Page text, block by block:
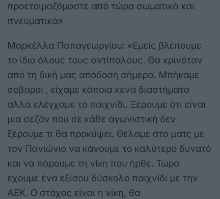
προετοιμαζόμαστε από τώρα σωματικά και
πνευματικά»
Μαρκέλλα Παπαγεωργίου: «Εμείς βλέπουμε
το ίδιο όλους τους αντίπαλους. Θα κρινόταν
από τη δική μας απόδοση σήμερα. Μπήκαμε
σοβαροί , είχαμε κάποια κενά διαστήματα
αλλά ελέγχαμε το παιχνίδι. Ξέρουμε ότι είναι
μια σεζόν που σε κάθε αγωνιστική δεν
ξέρουμε τι θα προκύψει. Θέλαμε στο ματς με
τον Πανιώνιο να κάνουμε το καλύτερο δυνατό
και να πάρουμε τη νίκη που ήρθε. Τώρα
έχουμε ένα εξίσου δύσκολο παιχνίδι με την
ΑΕΚ. Ο στόχος είναι η νίκη, θα